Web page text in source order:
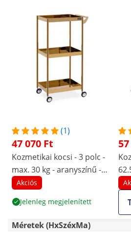
(1)
47 070 Ft
Kozmetikai kocsi - 3 polc -
max. 30 kg - aranyszínű -
rozsdamentes acél
Akciós
Jelenleg megjelenített
Méretek (HxSzéxMa)